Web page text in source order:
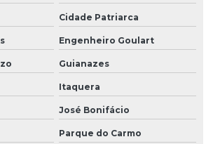
Sp
Rail Em Sp
Bicos Injetores
Bicos Injetores
Cidade Patriarca
Engenheiro Goulart
Guianazes
Itaquera
José Bonifácio
Parque do Carmo